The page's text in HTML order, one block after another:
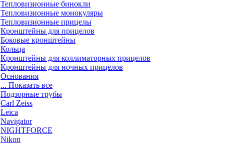
Тепловизионные бинокли
Тепловизионные монокуляры
Тепловизионные прицелы
Кронштейны для прицелов
Боковые кронштейны
Кольца
Кронштейны для коллиматорных прицелов
Кронштейны для ночных прицелов
Основания
... Показать все
Подзорные трубы
Carl Zeiss
Leica
Navigator
NIGHTFORCE
Nikon